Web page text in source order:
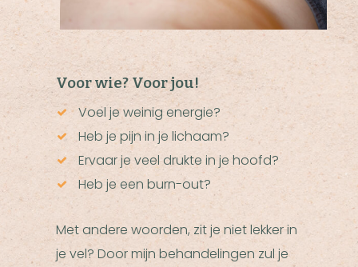
Voor wie? Voor jou!
Voel je weinig energie?
Heb je pijn in je lichaam?
Ervaar je veel drukte in je hoofd?
Heb je een burn-out?
Met andere woorden, zit je niet lekker in
je vel? Door mijn behandelingen zul je